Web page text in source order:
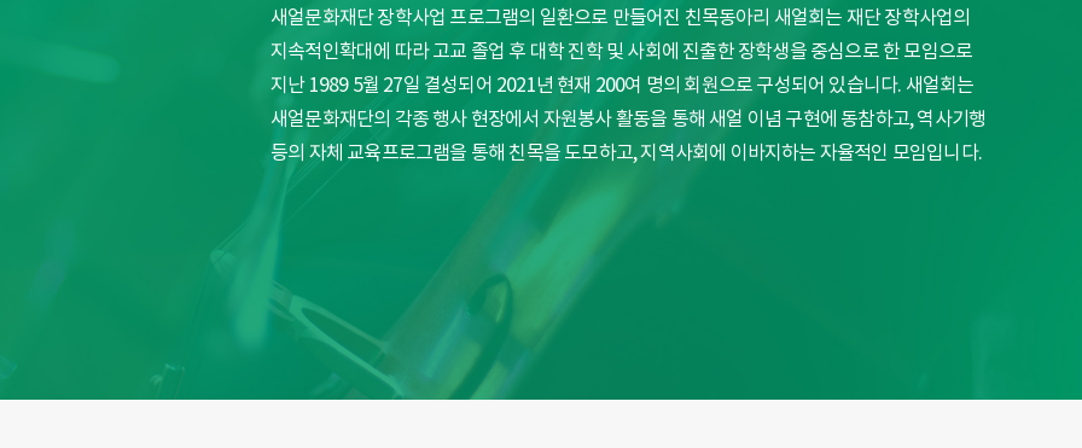
새얼문화재단 장학사업 프로그램의 일환으로 만들어진 친목동아리 새얼회는 재단 장학사업의
지속적인확대에 따라 고교 졸업 후 대학 진학 및 사회에 진출한 장학생을 중심으로 한 모임으로
지난 1989 5월 27일 결성되어 2021년 현재 200여 명의 회원으로 구성되어 있습니다. 새얼회는
새얼문화재단의 각종 행사 현장에서 자원봉사 활동을 통해 새얼 이념 구현에 동참하고, 역사기행
등의 자체 교육프로그램을 통해 친목을 도모하고, 지역사회에 이바지하는 자율적인 모임입니다.